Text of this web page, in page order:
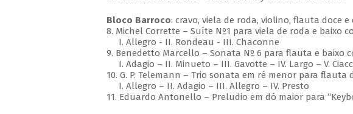
Bloco Barroco: cravo, viela de roda, violino, flauta doce
8. Michel Corrette – Suíte Nº1 para viela de roda e baixo
I. Allegro - II. Rondeau - III. Chaconne
9. Benedetto Marcello – Sonata Nº 6 para flauta e baixo
I. Adagio – II. Minueto – III. Gavotte – IV. Largo – V.
10. G. P. Telemann – Trio sonata em ré menor para
I. Allegro – II. Adagio – III. Allegro – IV. Presto
11. Eduardo Antonello – Preludio em dó maior para